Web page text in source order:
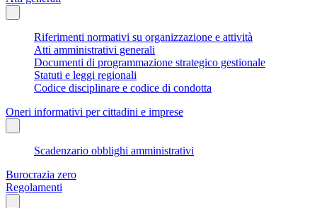
Riferimenti normativi su organizzazione e attività
Atti amministrativi generali
Documenti di programmazione strategico gestionale
Statuti e leggi regionali
Codice disciplinare e codice di condotta
Oneri informativi per cittadini e imprese
Scadenzario obblighi amministrativi
Burocrazia zero
Regolamenti